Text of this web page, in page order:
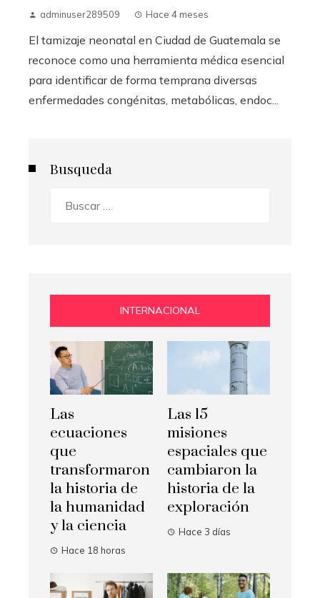
adminuser289509 Hace 4 meses
El tamizaje neonatal en Ciudad de Guatemala se
reconoce como una herramienta médica esencial
para identificar de forma temprana diversas
enfermedades congénitas, metabólicas, endoc...
Busqueda
INTERNACIONAL
Las
ecuaciones
que
transformaron
la historia de
la humanidad
y la ciencia
Hace 18 horas
Las 15
misiones
espaciales que
cambiaron la
historia de la
exploración
Hace 3 días